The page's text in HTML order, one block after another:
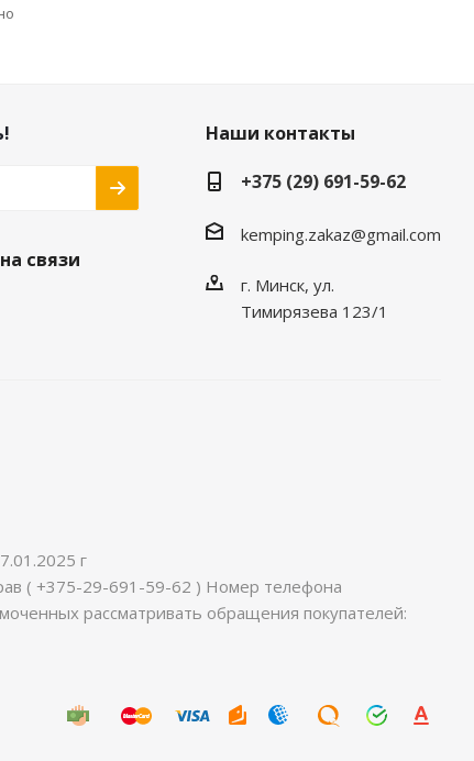
связи
Наши контакты
+375 (29) 691-59-62
kemping.zakaz@gmail.com
г. Минск, ул.
Тимирязева 123/1
г
( +375-29-691-59-62 ) Номер телефона
рассматривать обращения покупателей: